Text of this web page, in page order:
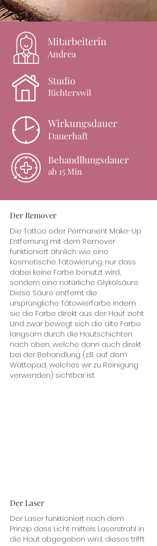
Mitarbeiterin
Andrea
Studio
Richterswil
Wirkungsdauer
Dauerhaft
Behandllungsdauer
ab 15 Min
Der Remover
Die Tattoo oder Permanent Make-Up
Entfernung mit dem Remover
funktioniert ähnlich wie eine
kosmetische Tätowierung, nur dass
dabei keine Farbe benutzt wird,
sondern eine natürliche Glykolsäure.
Diese Säure entfernt die
ursprüngliche Tätowierfarbe indem
sie die Farbe direkt aus der Haut zieht.
Und zwar bewegt sich die alte Farbe
langsam durch die Hautschichten
nach oben, welche dann auch direkt
bei der Behandlung (z.B. auf dem
Wattepad, welches wir zu Reinigung
verwenden) sichtbar ist.
Der Laser
Der Laser funktioniert nach dem
Prinzip dass Licht mittels Laserstrahl in
die Haut abgegeben wird, dieses trifft